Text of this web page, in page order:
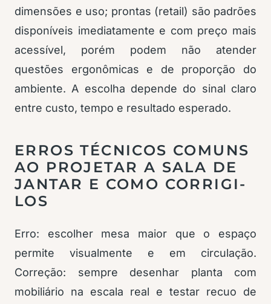
dimensões e uso; prontas (retail) são padrões
disponíveis imediatamente e com preço mais
acessível, porém podem não atender
questões ergonômicas e de proporção do
ambiente. A escolha depende do sinal claro
entre custo, tempo e resultado esperado.
ERROS TÉCNICOS COMUNS
AO PROJETAR A SALA DE
JANTAR E COMO CORRIGI-
LOS
Erro: escolher mesa maior que o espaço
permite visualmente e em circulação.
Correção: sempre desenhar planta com
mobiliário na escala real e testar recuo de